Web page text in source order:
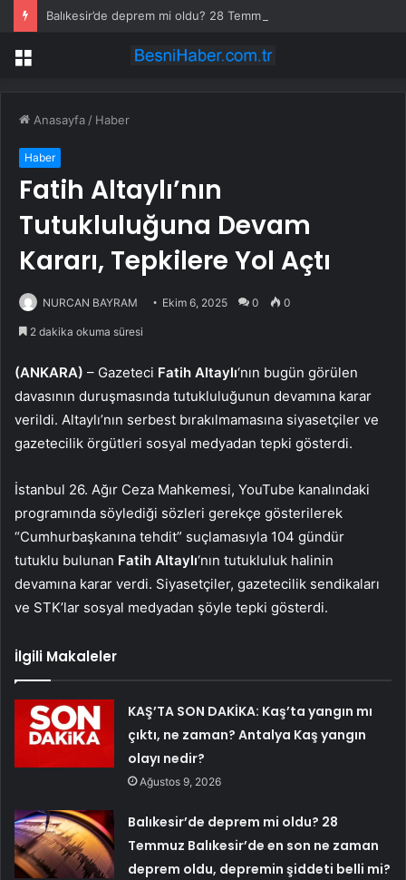
Menü
Anasayfa / Haber
Haber
Fatih Altaylı’nın
Tutukluluğuna Devam
Kararı, Tepkilere Yol Açtı
NURCAN BAYRAM Ekim 6, 2025 0 0
2 dakika okuma süresi
(ANKARA) – Gazeteci Fatih Altaylı‘nın bugün görülen
davasının duruşmasında tutukluluğunun devamına karar
verildi. Altaylı’nın serbest bırakılmamasına siyasetçiler ve
gazetecilik örgütleri sosyal medyadan tepki gösterdi.
İstanbul 26. Ağır Ceza Mahkemesi, YouTube kanalındaki
programında söylediği sözleri gerekçe gösterilerek
“Cumhurbaşkanına tehdit” suçlamasıyla 104 gündür
tutuklu bulunan Fatih Altaylı‘nın tutukluluk halinin
devamına karar verdi. Siyasetçiler, gazetecilik sendikaları
ve STK’lar sosyal medyadan şöyle tepki gösterdi.
İlgili Makaleler
KAŞ’TA SON DAKİKA: Kaş’ta yangın mı
çıktı, ne zaman? Antalya Kaş yangın
olayı nedir?
Ağustos 9, 2026
Balıkesir’de deprem mi oldu? 28
Temmuz Balıkesir’de en son ne zaman
deprem oldu, depremin şiddeti belli mi?